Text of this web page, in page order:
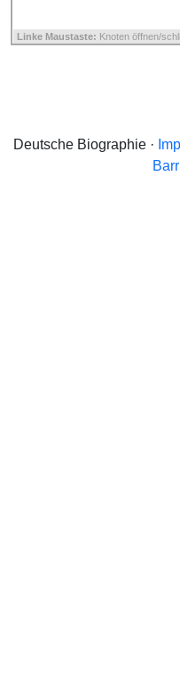
Linke Maustaste: Knoten öffnen/
Deutsche Biographie ·